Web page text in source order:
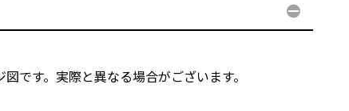
です。実際と異なる場合がございます。